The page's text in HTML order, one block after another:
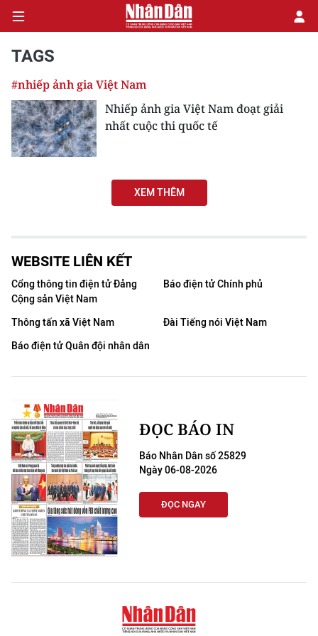
CHÍNH TRỊ
KINH TẾ
DU LỊCH
THẾ GIỚI
Y TẾ
KHOA HỌC - CÔNG NGHỆ
MÔI TRƯỜNG
BẠN ĐỌC
KIỂM CHỨNG THÔNG TIN
54 DÂN TỘC VIỆT NAM
TAGS
#nhiếp ảnh gia Việt Nam
Nhiếp ảnh gia Việt Nam đoạt giải
nhất cuộc thi quốc tế
XEM THÊM
WEBSITE LIÊN KẾT
Cổng thông tin điện tử Đảng
Cộng sản Việt Nam
Báo điện tử Chính phủ
Thông tấn xã Việt Nam
Đài Tiếng nói Việt Nam
Báo điện tử Quân đội nhân dân
ĐỌC BÁO IN
Báo Nhân Dân số 25829
Ngày 06-08-2026
ĐỌC NGAY